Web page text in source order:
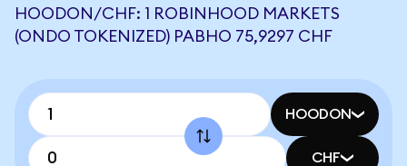
HOODON/CHF: 1 ROBINHOOD MARKETS
(ONDO TOKENIZED) РАВНО 75,9297 CHF
HOODON
CHF